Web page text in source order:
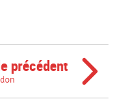
précédent